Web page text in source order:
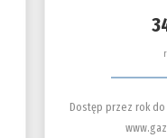
Dostęp przez rok